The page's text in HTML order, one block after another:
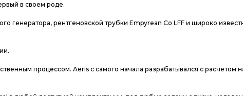
в своем роде.
генератора, рентгеновской трубки Empyrean Co LFF и широко
процессом. Aeris с самого начала разрабатывался с расчетом